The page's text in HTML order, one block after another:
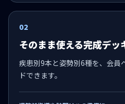
02
そのまま使える完成デッ
疾患別9本と姿勢別6種を、会員
ドできます。